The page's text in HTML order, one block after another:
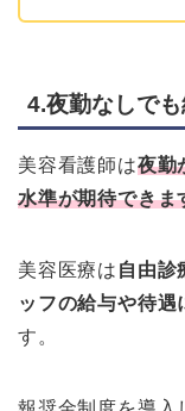
4.夜勤なしで
美容看護師は夜勤
水準が期待できま
美容医療は 自由診
ッフの給与や待遇
す。